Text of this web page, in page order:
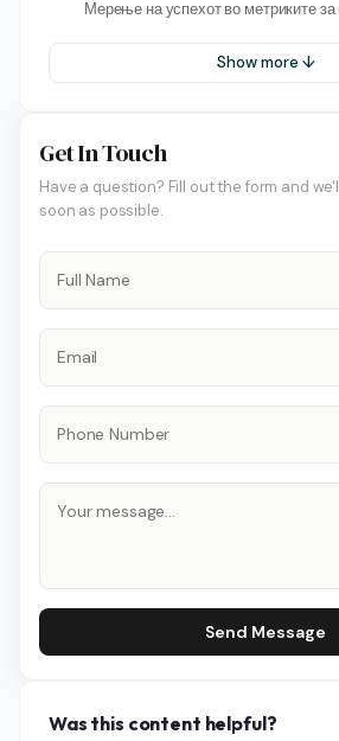
Мерење на успехот во метриките
Show more ↓
Get In Touch
Have a question? Fill out the form and
soon as possible.
Send Message
Was this content helpful?